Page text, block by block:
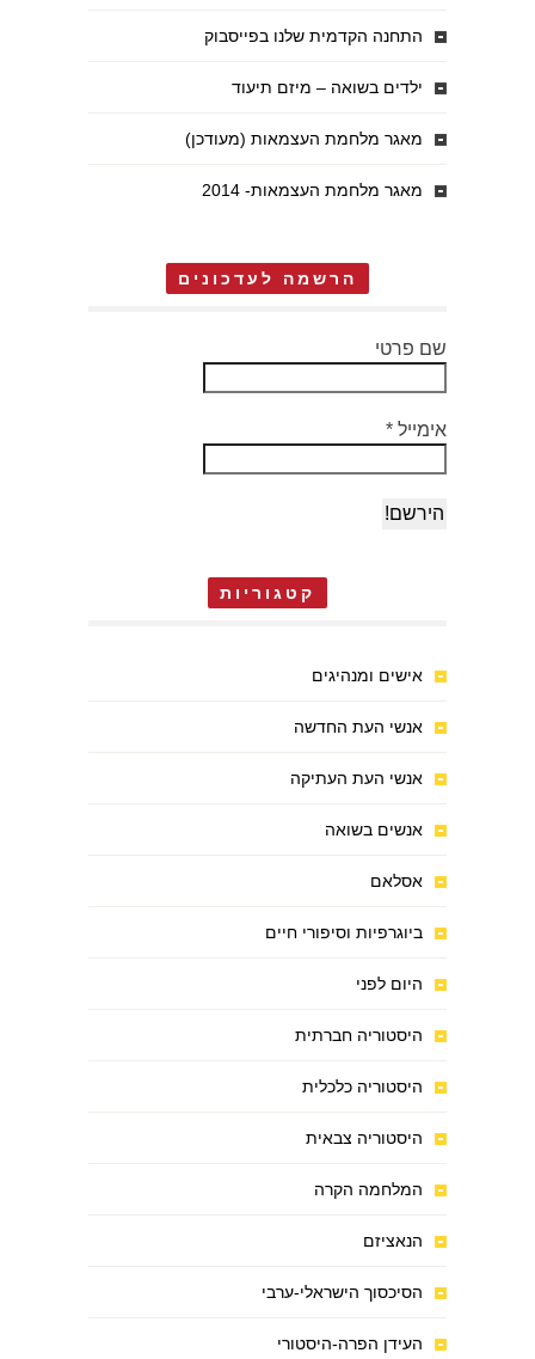
התחנה הקדמית שלנו בפייסבוק
ילדים בשואה – מיזם תיעוד
מאגר מלחמת העצמאות (מעודכן)
מאגר מלחמת העצמאות- 2014
הרשמה לעדכונים
שם פרטי
אימייל *
קטגוריות
אישים ומנהיגים
אנשי העת החדשה
אנשי העת העתיקה
אנשים בשואה
אסלאם
ביוגרפיות וסיפורי חיים
היום לפני
היסטוריה חברתית
היסטוריה כלכלית
היסטוריה צבאית
המלחמה הקרה
הנאציזם
הסיכסוך הישראלי-ערבי
העידן הפרה-היסטורי